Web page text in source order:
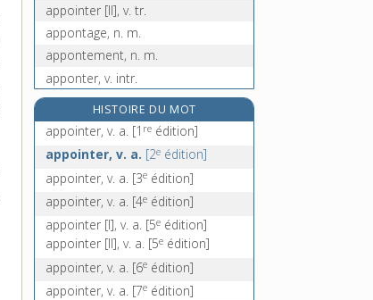
appointer [II], v. tr.
appontage, n. m.
appontement, n. m.
apponter, v. intr.
apport, n. m.
apporter, v. tr.
apporteur, n. m.
apposition, n. f.
HISTOIRE DU MOT
appointer, v. a. [1 re édition]
appointer, v. a. [2e édition]
appointer, v. a. [3e édition]
appointer, v. a. [4e édition]
appointer [I], v. a. [5e édition]
appointer [II], v. a. [5e édition]
appointer, v. a. [6e édition]
appointer, v. a. [7e édition]